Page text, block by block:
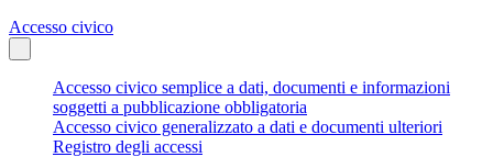
Accesso civico
Accesso civico semplice a dati, documenti e informazioni
soggetti a pubblicazione obbligatoria
Accesso civico generalizzato a dati e documenti ulteriori
Registro degli accessi